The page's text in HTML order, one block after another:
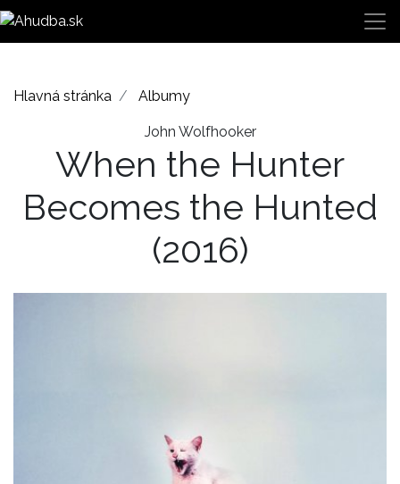
Hlavná stránka Albumy
John Wolfhooker
When the Hunter
Becomes the Hunted
(2016)